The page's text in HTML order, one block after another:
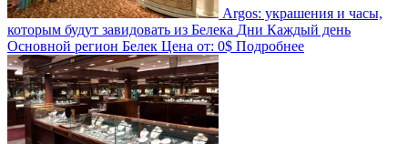
Argos: украшения и часы,
которым будут завидовать из Белека Дни Каждый день
Основной регион Белек Цена от: 0$ Подробнее